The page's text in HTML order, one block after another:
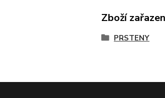
Zboží
PRSTENY